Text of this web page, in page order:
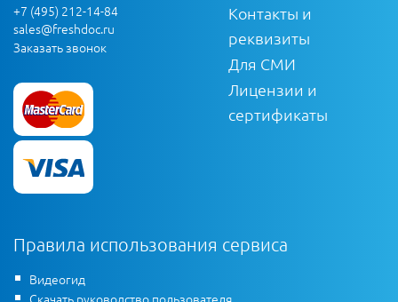
+7 (495) 212-14-84
sales@freshdoc.ru
Заказать звонок
Контакты и
реквизиты
Для СМИ
Лицензии и
сертификаты
Правила использования сервиса
Видеогид
Скачать руководство пользователя